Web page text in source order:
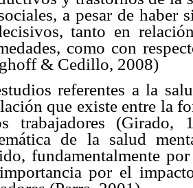
a pesar de haber
tanto en
como con
& Cedillo, 2008)
referentes a la
que existe entre la
trabajadores
de la salud
fundamentalmente
por el